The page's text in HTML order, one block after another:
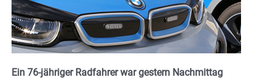
Ein 76-jähriger Radfahrer war gestern Nachmittag